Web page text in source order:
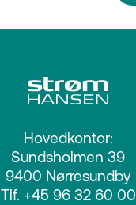
Hovedkontor:
Sundsholmen 39
9400 Nørresundby
Tlf. +45 96 32 60 00